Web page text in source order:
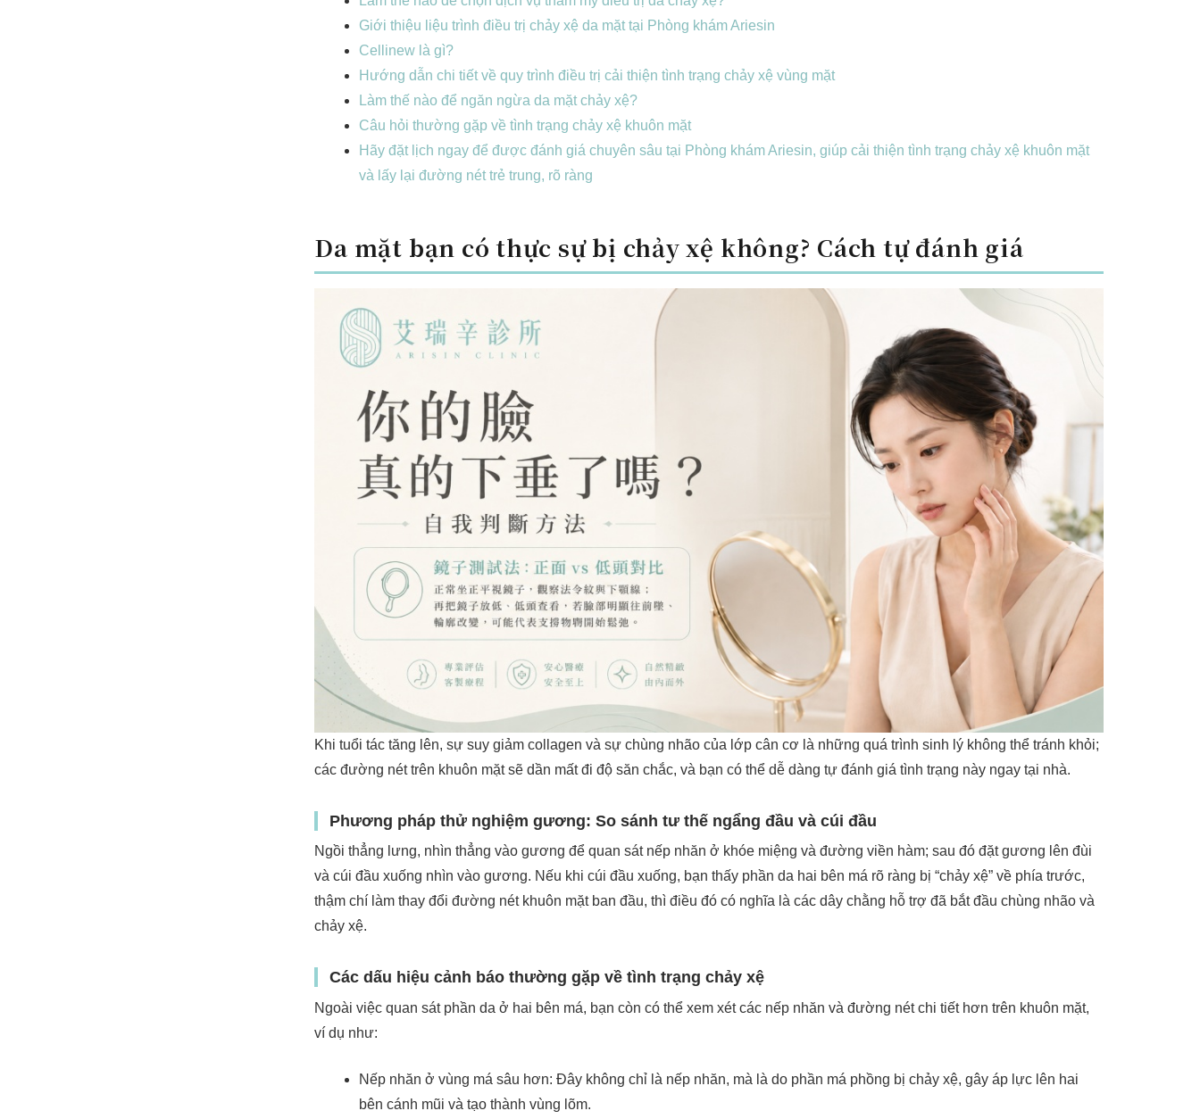
Giới thiệu liệu trình điều trị chảy xệ da mặt tại Phòng khám Ariesin
Cellinew là gì?
Hướng dẫn chi tiết về quy trình điều trị cải thiện tình trạng chảy xệ vùng mặt
Làm thế nào để ngăn ngừa da mặt chảy xệ?
Câu hỏi thường gặp về tình trạng chảy xệ khuôn mặt
Hãy đặt lịch ngay để được đánh giá chuyên sâu tại Phòng khám Ariesin, giúp cải thiện tình trạng chảy xệ khuôn mặt
và lấy lại đường nét trẻ trung, rõ ràng
Da mặt bạn có thực sự bị chảy xệ không? Cách tự đánh giá
Khi tuổi tác tăng lên, sự suy giảm collagen và sự chùng nhão của lớp cân cơ là những quá trình sinh lý không thể tránh khỏi;
các đường nét trên khuôn mặt sẽ dần mất đi độ săn chắc, và bạn có thể dễ dàng tự đánh giá tình trạng này ngay tại nhà.
Phương pháp thử nghiệm gương: So sánh tư thế ngẩng đầu và cúi đầu
Ngồi thẳng lưng, nhìn thẳng vào gương để quan sát nếp nhăn ở khóe miệng và đường viền hàm; sau đó đặt gương lên đùi
và cúi đầu xuống nhìn vào gương. Nếu khi cúi đầu xuống, bạn thấy phần da hai bên má rõ ràng bị “chảy xệ” về phía trước,
thậm chí làm thay đổi đường nét khuôn mặt ban đầu, thì điều đó có nghĩa là các dây chằng hỗ trợ đã bắt đầu chùng nhão và
chảy xệ.
Các dấu hiệu cảnh báo thường gặp về tình trạng chảy xệ
Ngoài việc quan sát phần da ở hai bên má, bạn còn có thể xem xét các nếp nhăn và đường nét chi tiết hơn trên khuôn mặt,
ví dụ như:
Nếp nhăn ở vùng má sâu hơn: Đây không chỉ là nếp nhăn, mà là do phần má phồng bị chảy xệ, gây áp lực lên hai
bên cánh mũi và tạo thành vùng lõm.